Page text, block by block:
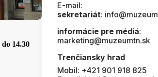
do 14.30
E-mail:
sekretariát:
informácie pre médiá:
marketing@muzeumtn.sk
Trenčiansky hrad
Mobil: +421 901 918 825